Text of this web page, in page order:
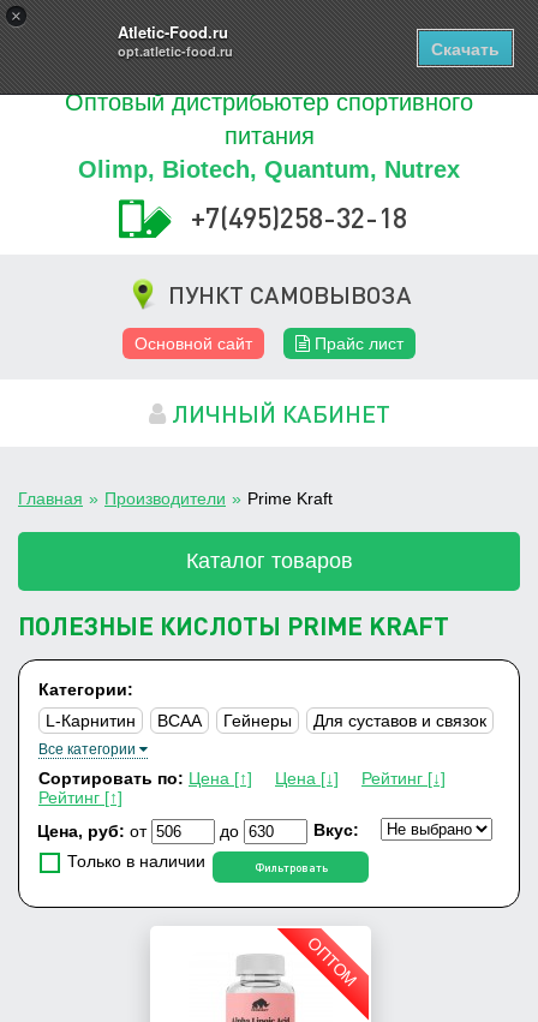
×
Atletic-Food.ru
opt.atletic-food.ru Скачать
0ТОВАРОВ
Купить
Оптовый дистрибьютер спортивного
питания
Olimp, Biotech, Quantum, Nutrex
+7(495)258-32-18
ПУНКТ САМОВЫВОЗА
Основной сайт Прайс лист
ЛИЧНЫЙ КАБИНЕТ
Главная » Производители » Prime Kraft
Каталог товаров
ПОЛЕЗНЫЕ КИСЛОТЫ PRIME KRAFT
Категории:
L-Карнитин
ВСАА Гейнеры
Для суставов и связок
Изотоник
Полезные кислоты
Протеиновые батончики
Протеины
Спортивные энергетики
Шейкеры
Все категории
Сортировать по: Цена [↑] Цена [↓]
Рейтинг [↓]
Рейтинг [↑]
Цена, руб: от до
Вкус:
Только в наличии
Фильтровать
ОПТОМ